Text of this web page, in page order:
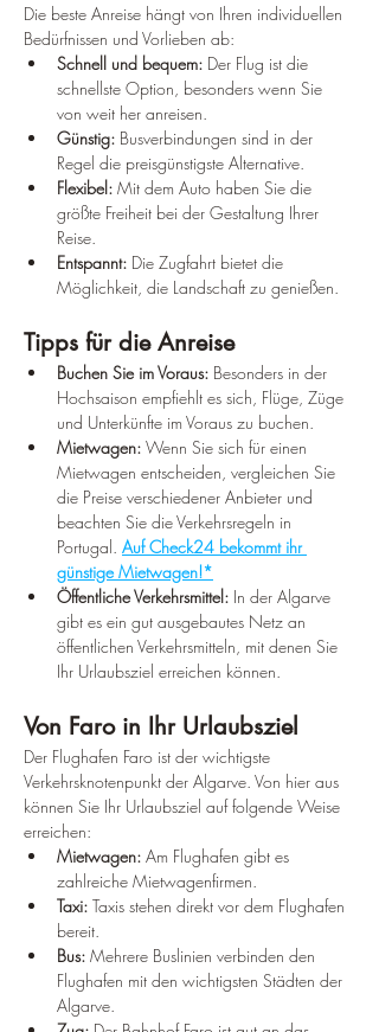
Die beste Anreise hängt von Ihren individuellen
Bedürfnissen und Vorlieben ab:
Schnell und bequem: Der Flug ist die
schnellste Option, besonders wenn Sie
von weit her anreisen.
Günstig: Busverbindungen sind in der
Regel die preisgünstigste Alternative.
Flexibel: Mit dem Auto haben Sie die
größte Freiheit bei der Gestaltung Ihrer
Reise.
Entspannt: Die Zugfahrt bietet die
Möglichkeit, die Landschaft zu genießen.
Tipps für die Anreise
Buchen Sie im Voraus: Besonders in der
Hochsaison empfiehlt es sich, Flüge, Züge
und Unterkünfte im Voraus zu buchen.
Mietwagen: Wenn Sie sich für einen
Mietwagen entscheiden, vergleichen Sie
die Preise verschiedener Anbieter und
beachten Sie die Verkehrsregeln in
Portugal. Auf Check24 bekommt ihr
günstige Mietwagen!*
Öffentliche Verkehrsmittel: In der Algarve
gibt es ein gut ausgebautes Netz an
öffentlichen Verkehrsmitteln, mit denen Sie
Ihr Urlaubsziel erreichen können.
Von Faro in Ihr Urlaubsziel
Der Flughafen Faro ist der wichtigste
Verkehrsknotenpunkt der Algarve. Von hier aus
können Sie Ihr Urlaubsziel auf folgende Weise
erreichen:
Mietwagen: Am Flughafen gibt es
zahlreiche Mietwagenfirmen.
Taxi: Taxis stehen direkt vor dem Flughafen
bereit.
Bus: Mehrere Buslinien verbinden den
Flughafen mit den wichtigsten Städten der
Algarve.